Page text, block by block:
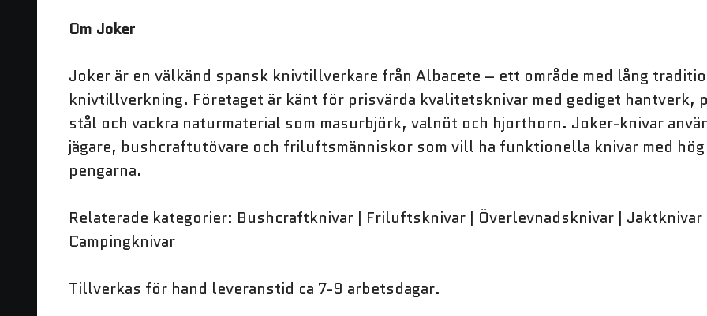
Om Joker
Joker är en välkänd spansk knivtillverkare från Albacete – ett område med lång
knivtillverkning. Företaget är känt för prisvärda kvalitetsknivar med gediget hantverk,
stål och vackra naturmaterial som masurbjörk, valnöt och hjorthorn. Joker-knivar
jägare, bushcraftutövare och friluftsmänniskor som vill ha funktionella knivar med
pengarna.
Relaterade kategorier: Bushcraftknivar | Friluftsknivar | Överlevnadsknivar | Jaktknivar
Campingknivar
Tillverkas för hand leveranstid ca 7-9 arbetsdagar.